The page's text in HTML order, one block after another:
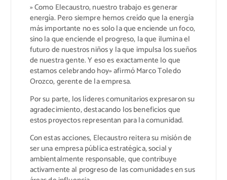
» Como Elecaustro, nuestro trabajo es generar
energía. Pero siempre hemos creído que la energía
más importante no es solo la que enciende un foco,
sino la que enciende el progreso, la que ilumina el
futuro de nuestros niños y la que impulsa los sueños
de nuestra gente. Y eso es exactamente lo que
estamos celebrando hoy» afirmó Marco Toledo
Orozco, gerente de la empresa.
Por su parte, los líderes comunitarios expresaron su
agradecimiento, destacando los beneficios que
estos proyectos representan para la comunidad.
Con estas acciones, Elecaustro reitera su misión de
ser una empresa pública estratégica, social y
ambientalmente responsable, que contribuye
activamente al progreso de las comunidades en sus